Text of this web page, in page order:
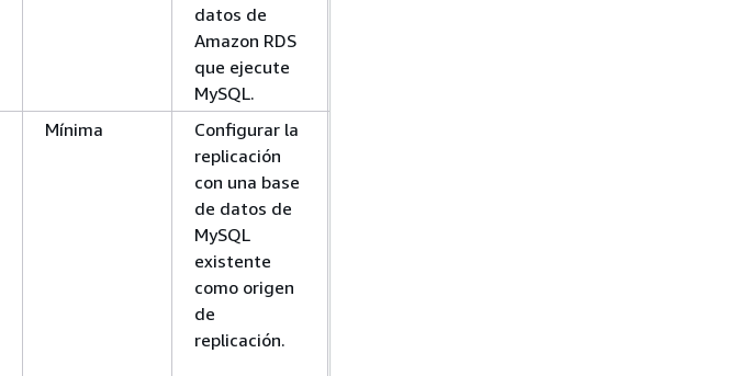
datos de
Amazon RDS
que ejecute
MySQL.
Mínima
Configurar la
replicación
con una base
de datos de
MySQL
existente
como origen
de
replicación.